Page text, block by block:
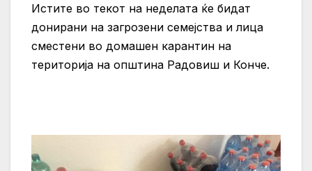
Истите во текот на неделата ќе бидат
донирани на загрозени семејства и лица
сместени во домашен карантин на
територија на општина Радовиш и Конче.